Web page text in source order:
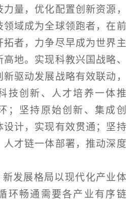
量，优化配置创新资源，
域成为全球领跑者，在前
者，力争尽早成为世界主
地。实现科教兴国战略、
驱动发展战略有效联动，
技创新、人才培养一体推
；坚持原始创新、集成创
设计，实现有效贯通；坚持
才链一体部署，推动深度
新发展格局以现代化产业体
环畅通需要各产业有序链